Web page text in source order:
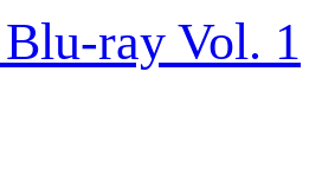
ray Vol. 1